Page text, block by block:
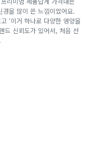
을 많이 쓴 느낌이었어요.
‘이거 하나로 다양한 영양을
드 신뢰도가 있어서, 처음 선